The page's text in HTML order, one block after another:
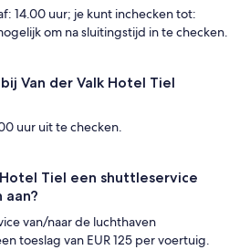
14.00 uur; je kunt inchecken tot:
om na sluitingstijd in te checken.
Van der Valk Hotel Tiel
uur uit te checken.
Tiel een shuttleservice
aan?
van/naar de luchthaven
toeslag van EUR 125 per voertuig.